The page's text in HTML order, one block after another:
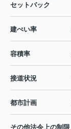
セットバック
建ぺい率
容積率
接道状況
都市計画
その他法令上の制限